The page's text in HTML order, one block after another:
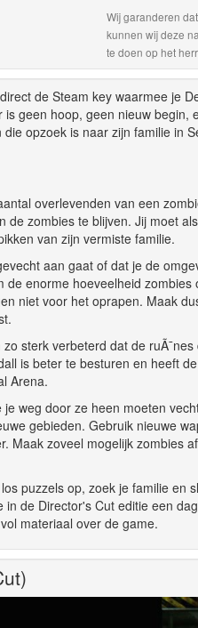
Wij garanderen
kunnen wij deze
te doen op het
de Steam key waarmee je
geen hoop, geen nieuw begin,
opzoek is naar zijn familie in
overlevenden van een
zombies te blijven. Jij moet
van zijn vermiste familie.
aan gaat of dat je de
enorme hoeveelheid zombies
niet voor het oprapen. Maak
sterk verbeterd dat de
is beter te besturen en heeft
Arena.
weg door ze heen moeten
gebieden. Gebruik nieuwe
Maak zoveel mogelijk zombies
puzzels op, zoek je familie en
de Director's Cut editie een
materiaal over de game.